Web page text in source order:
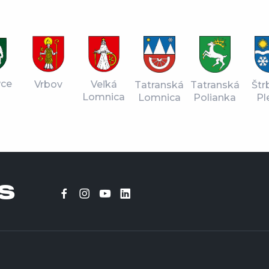
Vrbov
Veľká
Lomnica
Tatranská
Lomnica
Tatranská
Polianka